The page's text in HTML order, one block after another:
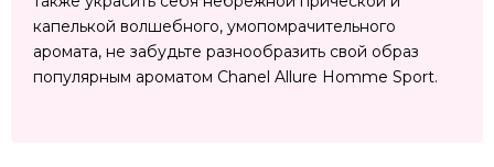
капелькой волшебного, умопомрачительного
аромата, не забудьте разнообразить свой образ
популярным ароматом Chanel Allure Homme Sport.